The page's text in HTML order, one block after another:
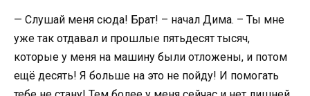
— Слушай меня сюда! Брат! – начал Дима. – Ты мне
уже так отдавал и прошлые пятьдесят тысяч,
которые у меня на машину были отложены, и потом
ещё десять! Я больше на это не пойду! И помогать